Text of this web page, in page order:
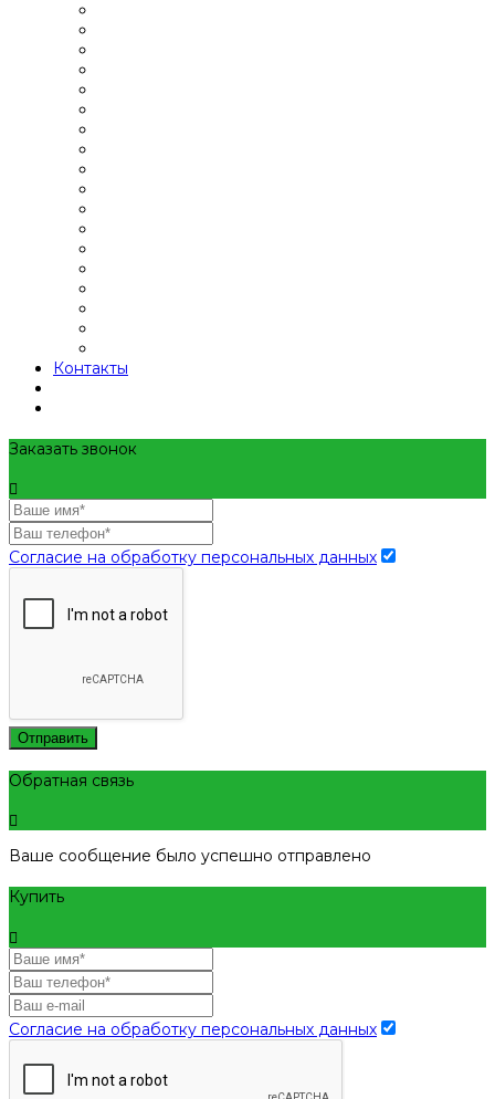
Контакты
Заказать звонок
Согласие на обработку персональных данных
Отправить
Обратная связь
Ваше сообщение было успешно отправлено
Купить
Согласие на обработку персональных данных